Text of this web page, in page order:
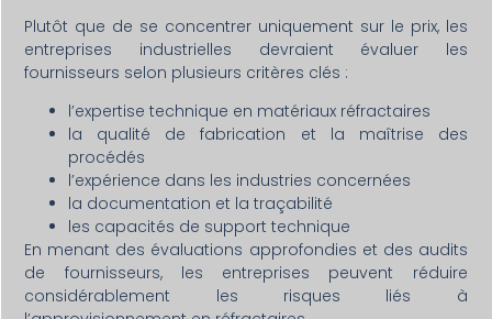
Plutôt que de se concentrer uniquement sur le prix, les
entreprises industrielles devraient évaluer les
fournisseurs selon plusieurs critères clés :
l’expertise technique en matériaux réfractaires
la qualité de fabrication et la maîtrise des
procédés
l’expérience dans les industries concernées
la documentation et la traçabilité
les capacités de support technique
En menant des évaluations approfondies et des audits
de fournisseurs, les entreprises peuvent réduire
considérablement les risques liés à